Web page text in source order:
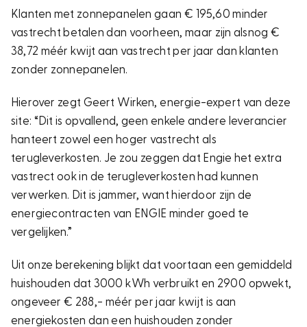
Klanten met zonnepanelen gaan € 195,60 minder
vastrecht betalen dan voorheen, maar zijn alsnog €
38,72 méér kwijt aan vastrecht per jaar dan klanten
zonder zonnepanelen.
Hierover zegt Geert Wirken, energie-expert van deze
site: “Dit is opvallend, geen enkele andere leverancier
hanteert zowel een hoger vastrecht als
terugleverkosten. Je zou zeggen dat Engie het extra
vastrect ook in de terugleverkosten had kunnen
verwerken. Dit is jammer, want hierdoor zijn de
energiecontracten van ENGIE minder goed te
vergelijken.”
Uit onze berekening blijkt dat voortaan een gemiddeld
huishouden dat 3000 kWh verbruikt en 2900 opwekt,
ongeveer € 288,- méér per jaar kwijt is aan
energiekosten dan een huishouden zonder